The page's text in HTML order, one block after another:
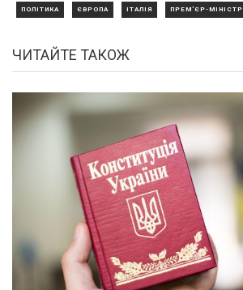
ПОЛІТИКА ЄВРОПА ІТАЛІЯ ПРЕМ'ЄР-МІНІСТР
ЧИТАЙТЕ ТАКОЖ